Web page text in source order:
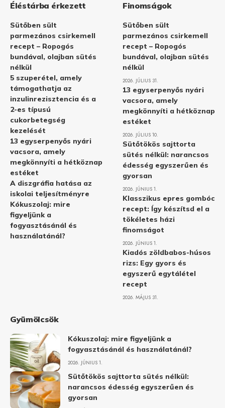
Éléstárba érkezett
Sütőben sült
parmezános csirkemell
recept – Ropogós
bundával, olajban sütés
nélkül
5 szuperétel, amely
támogathatja az
inzulinrezisztencia és a
2-es típusú
cukorbetegség
kezelését
13 egyserpenyős nyári
vacsora, amely
megkönnyíti a hétköznap
estéket
A diszgráfia hatása az
iskolai teljesítményre
Kókuszolaj: mire
figyeljünk a
fogyasztásánál és
használatánál?
Finomságok
Sütőben sült
parmezános csirkemell
recept – Ropogós
bundával, olajban sütés
nélkül
2026. JÚLIUS 31.
13 egyserpenyős nyári
vacsora, amely
megkönnyíti a hétköznap
estéket
2026. JÚLIUS 10.
Sütőtökös sajttorta
sütés nélkül: narancsos
édesség egyszerűen és
gyorsan
2026. JÚNIUS 1.
Klasszikus epres gombóc
recept: Így készítsd el a
tökéletes házi
finomságot
2026. JÚNIUS 1.
Kiadós zöldbabos-húsos
rizs: Egy gyors és
egyszerű egytálétel
recept
2026. MÁJUS 31.
Gyümölcsök
Kókuszolaj: mire figyeljünk a
fogyasztásánál és használatánál?
2026. JÚNIUS 1.
Sütőtökös sajttorta sütés nélkül:
narancsos édesség egyszerűen és
gyorsan